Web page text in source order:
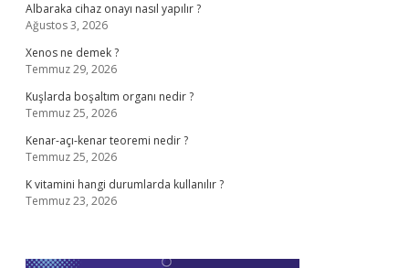
Albaraka cihaz onayı nasıl yapılır ?
Ağustos 3, 2026
Xenos ne demek ?
Temmuz 29, 2026
Kuşlarda boşaltım organı nedir ?
Temmuz 25, 2026
Kenar-açı-kenar teoremi nedir ?
Temmuz 25, 2026
K vitamini hangi durumlarda kullanılır ?
Temmuz 23, 2026